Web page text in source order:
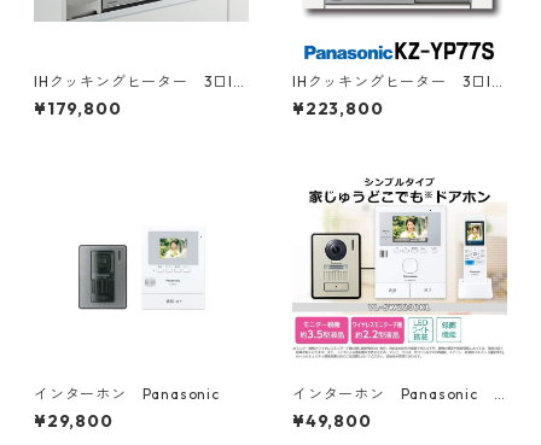
IHクッキングヒーター 3口IH
Panasonic 幅60㎝
¥179,800
IHクッキングヒーター 3口IH
Panasonic 幅75㎝
¥223,800
インターホン Panasonic
¥29,800
インターホン Panasonic
親機子機２台
¥49,800